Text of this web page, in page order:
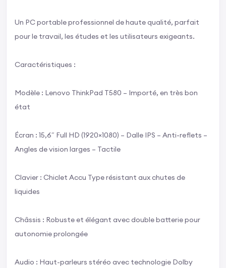
Un PC portable professionnel de haute qualité, parfait
pour le travail, les études et les utilisateurs exigeants.
Caractéristiques :
Modèle : Lenovo ThinkPad T580 – Importé, en très bon
état
Écran : 15,6″ Full HD (1920×1080) – Dalle IPS – Anti-reflets –
Angles de vision larges – Tactile
Clavier : Chiclet Accu Type résistant aux chutes de
liquides
Châssis : Robuste et élégant avec double batterie pour
autonomie prolongée
Audio : Haut-parleurs stéréo avec technologie Dolby